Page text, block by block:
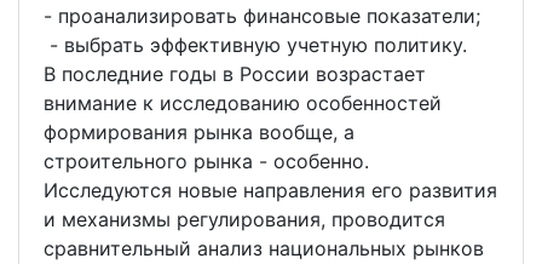
- проанализировать финансовые показатели;
- выбрать эффективную учетную политику.
В последние годы в России возрастает
внимание к исследованию особенностей
формирования рынка вообще, а
строительного рынка - особенно.
Исследуются новые направления его развития
и механизмы регулирования, проводится
сравнительный анализ национальных рынков